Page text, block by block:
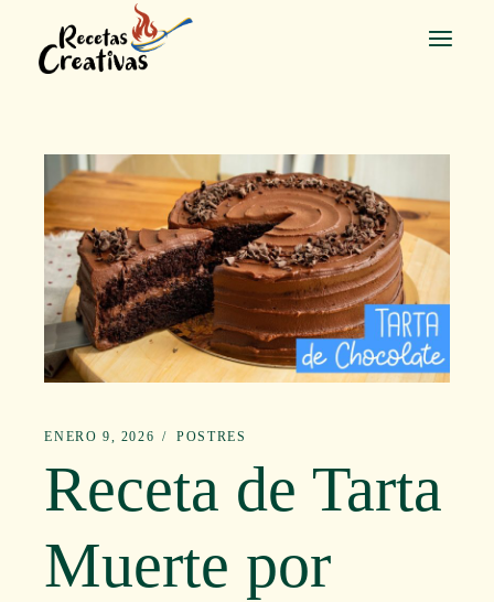
contenido
ENERO 9, 2026 POSTRES
Receta de Tarta
Muerte por